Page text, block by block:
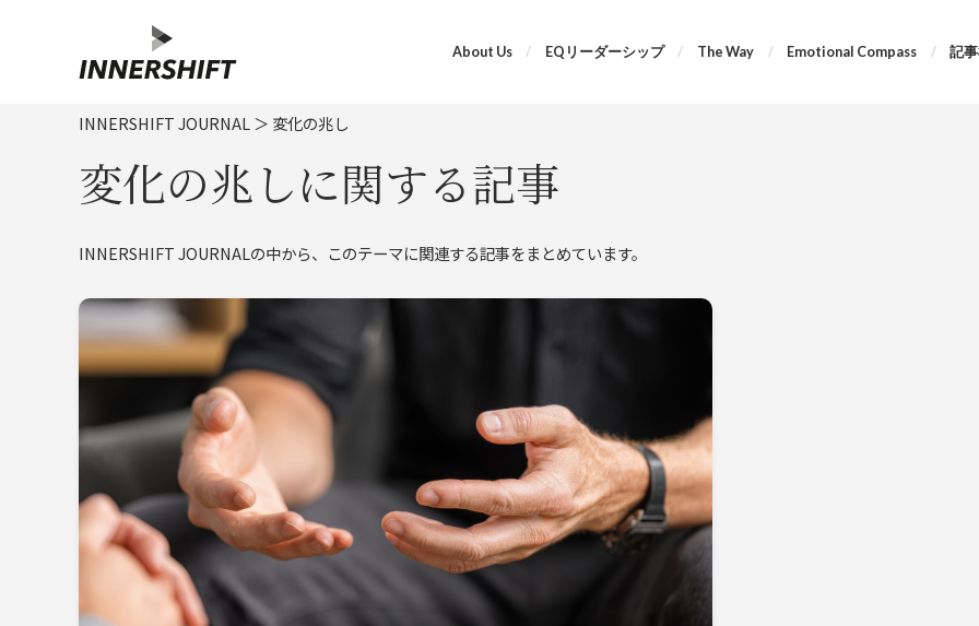
About Us EQリーダーシップ The Way Emotional Compass 記
INNERSHIFT JOURNAL ＞ 変化の兆し
変化の兆しに関する記事
INNERSHIFT JOURNALの中から、このテーマに関連する記事をまとめています。